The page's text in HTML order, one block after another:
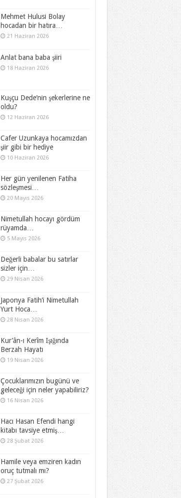
Mehmet Hulusi Bolay
hocadan bir hatıra…
21 Haziran 2026
Anlat bana baba şiiri
18 Haziran 2026
Kuşçu Dede’nin şekerlerine ne
oldu?
12 Haziran 2026
Cafer Uzunkaya hocamızdan
şiir gibi bir hediye
10 Haziran 2026
Her gün yenilenen Fatiha
sözleşmesi…
20 Mayıs 2026
Nimetullah hocayı gördüm
rüyamda…
5 Mayıs 2026
Değerli babalar bu satırlar
sizler için…
29 Nisan 2026
Japonya Fatih’i Nimetullah
Yurt Hoca…
28 Nisan 2026
Kur’ân-ı Kerîm Işığında
Berzah Hayatı
19 Nisan 2026
Çocuklarımızın bugünü ve
geleceği için neler yapabiliriz?
16 Nisan 2026
Hacı Hasan Efendi hangi
kitabı tavsiye etmiş…
28 Şubat 2026
Hamile veya emziren kadın
oruç tutmalı mı?
27 Şubat 2026